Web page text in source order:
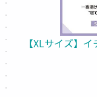
【XLサイズ】